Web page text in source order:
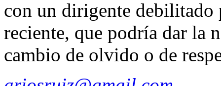
con un dirigente debilitado
reciente, que podría dar la
cambio de olvido o de